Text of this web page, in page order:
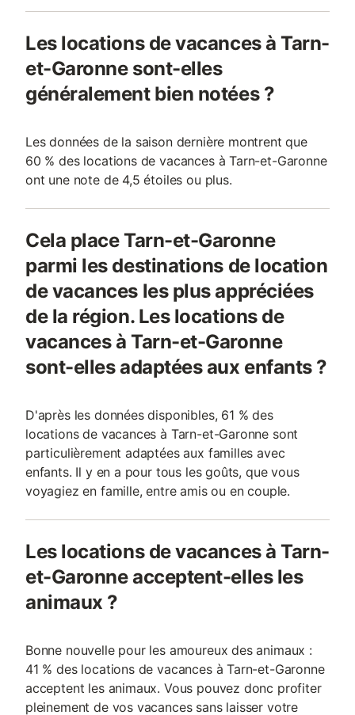
Les locations de vacances à Tarn-
et-Garonne sont-elles
généralement bien notées ?
Les données de la saison dernière montrent que
60 % des locations de vacances à Tarn-et-Garonne
ont une note de 4,5 étoiles ou plus.
Cela place Tarn-et-Garonne
parmi les destinations de location
de vacances les plus appréciées
de la région. Les locations de
vacances à Tarn-et-Garonne
sont-elles adaptées aux enfants ?
D'après les données disponibles, 61 % des
locations de vacances à Tarn-et-Garonne sont
particulièrement adaptées aux familles avec
enfants. Il y en a pour tous les goûts, que vous
voyagiez en famille, entre amis ou en couple.
Les locations de vacances à Tarn-
et-Garonne acceptent-elles les
animaux ?
Bonne nouvelle pour les amoureux des animaux :
41 % des locations de vacances à Tarn-et-Garonne
acceptent les animaux. Vous pouvez donc profiter
pleinement de vos vacances sans laisser votre